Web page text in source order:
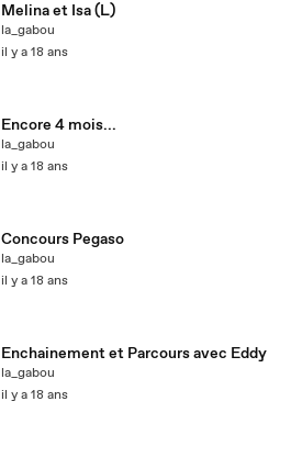
Melina et Isa (L)
la_gabou
il y a 18 ans
Encore 4 mois...
la_gabou
il y a 18 ans
Concours Pegaso
la_gabou
il y a 18 ans
Enchainement et Parcours avec Eddy
la_gabou
il y a 18 ans